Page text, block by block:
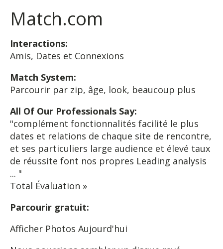
Match.com
Interactions:
Amis, Dates et Connexions
Match System:
Parcourir par zip, âge, look, beaucoup plus
All Of Our Professionals Say:
"complément fonctionnalités facilité le plus
dates et relations de chaque site de rencontre,
et ses particuliers large audience et élevé taux
de réussite font nos propres Leading analysis
... "
Total Évaluation »
Parcourir gratuit:
Afficher Photos Aujourd'hui